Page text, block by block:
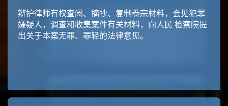
辩护律师有权查阅、摘抄、复制卷宗材料，会见犯罪
嫌疑人，调查和收集案件有关材料，向人民 检察院提
出关于本案无罪、罪轻的法律意见。